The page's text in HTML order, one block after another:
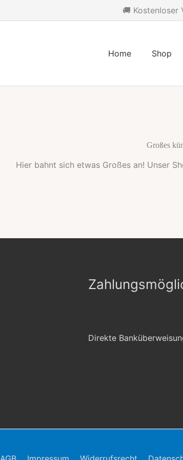
🚚 Kostenloser
Home Shop
Großes
Hier bahnt sich etwas Großes an! Unser
Direkte